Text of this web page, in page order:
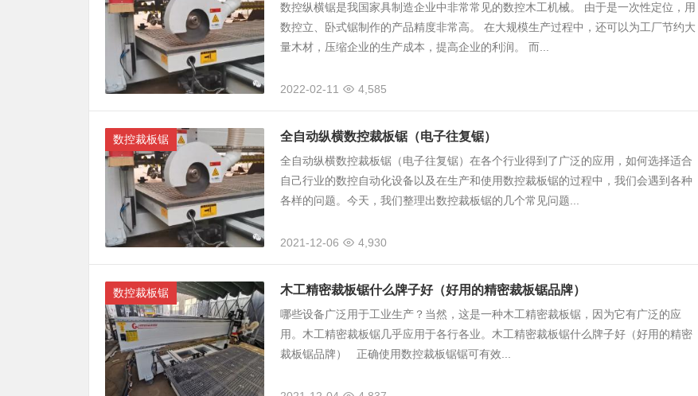
数控纵横锯是我国家具制造企业中非常常见的数控木工机械。 由于是一次性定位，用
数控立、卧式锯制作的产品精度非常高。 在大规模生产过程中，还可以为工厂节约大
量木材，压缩企业的生产成本，提高企业的利润。 而...
2022-02-11 4,585
数控裁板锯 全自动纵横数控裁板锯（电子往复锯）
全自动纵横数控裁板锯（电子往复锯）在各个行业得到了广泛的应用，如何选择适合
自己行业的数控自动化设备以及在生产和使用数控裁板锯的过程中，我们会遇到各种
各样的问题。今天，我们整理出数控裁板锯的几个常见问题...
2021-12-06 4,930
数控裁板锯 木工精密裁板锯什么牌子好（好用的精密裁板锯品牌）
哪些设备广泛用于工业生产？当然，这是一种木工精密裁板锯，因为它有广泛的应
用。木工精密裁板锯几乎应用于各行各业。木工精密裁板锯什么牌子好（好用的精密
裁板锯品牌） 正确使用数控裁板锯锯可有效...